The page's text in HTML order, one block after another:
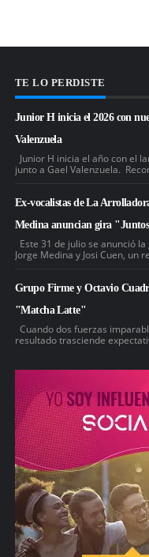
TE LO PERDISTE
Junior H inicia el 2026 con
Valenzuela
Junior H inicia el año con el
junto a Gael Valenzuela.
Ex-vocalistas de La
Medina anuncian gira
Este 31 de julio se anunció
Jorge Medina y Josi Cuen, un
Grupo Firme y Octavio
"Matcha Latte"
Cuando dos fuerzas
resultado trasciende